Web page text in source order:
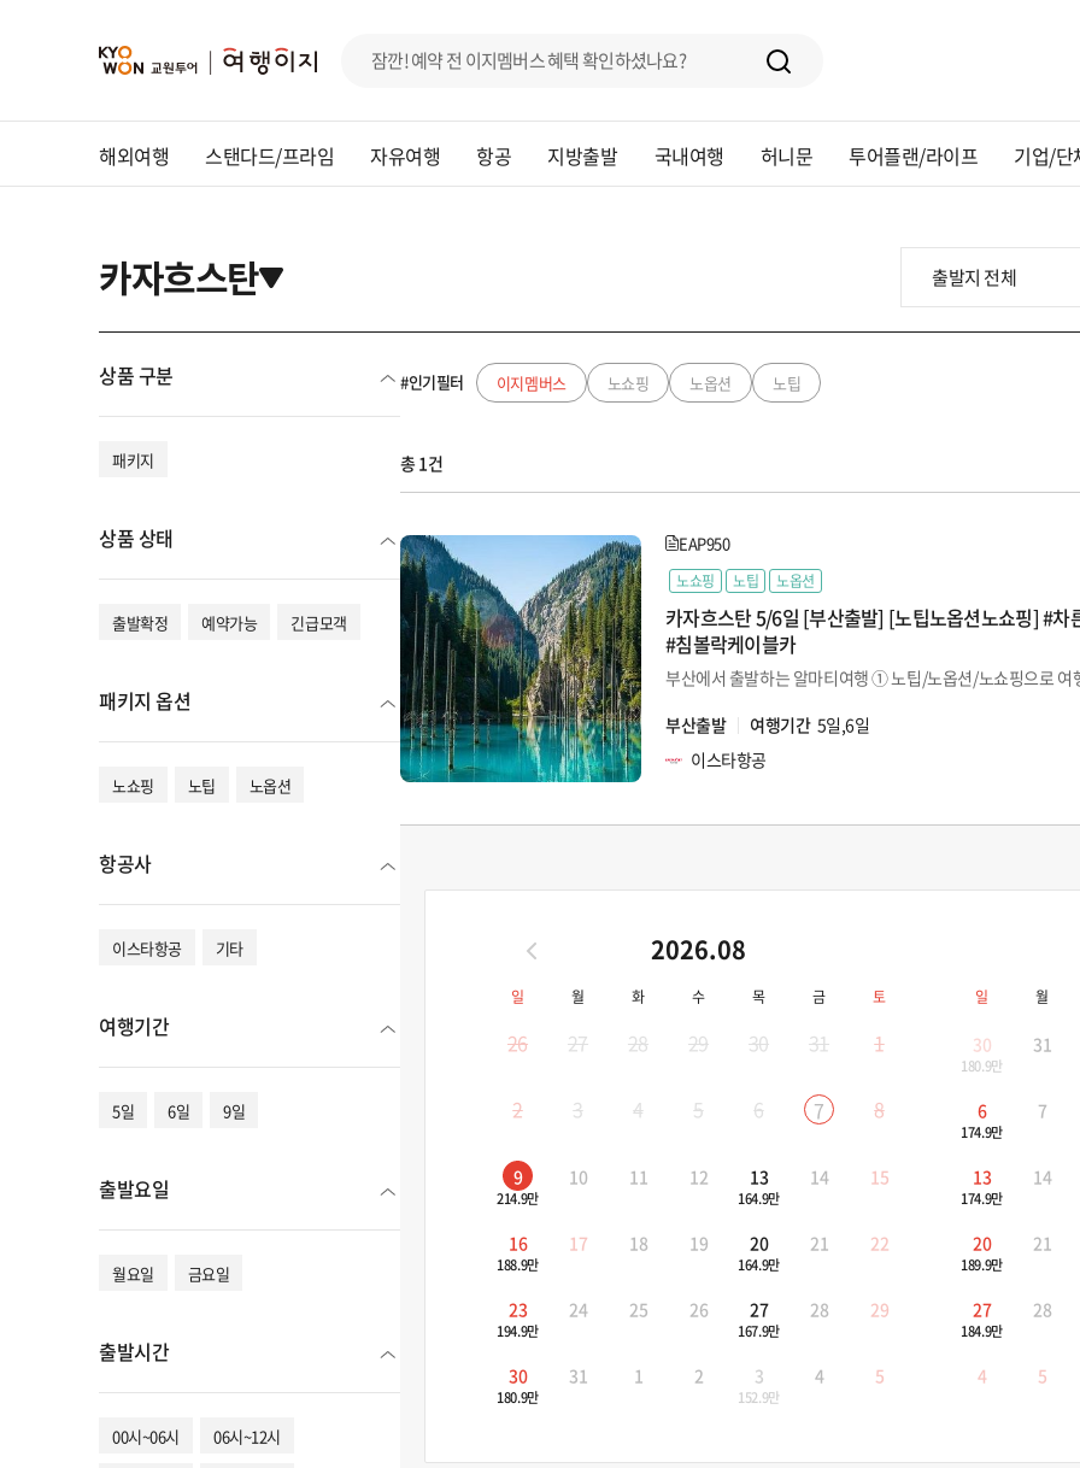
해외여행 스탠다드/프라임 자유여행 항공 지방출발 국내여행 허니문 투어플랜/라이프 기업/단
카자흐스탄
상품 구분
패키지
상품 상태
출발확정 예약가능 긴급모객
패키지 옵션
노쇼핑 노팁 노옵션
항공사
이스타항공 기타
여행기간
5일 6일 9일
출발요일
월요일 금요일
출발시간
00시~06시
06시~12시
#인기필터 이지멤버스 노쇼핑 노옵션 노팁
총 1건
EAP950
노쇼핑 노팁 노옵션
카자흐스탄 5/6일 [부산출발] [노팁노옵션노쇼핑] #차
#침볼락케이블카
부산출발
여행기간 5일,6일
이스타항공
2026.08
일 월 화 수 목 금 토
26 27 28 29 30 31 1
2 3 4 5 6 7 8
9
214.9만
10 11 12 13
164.9만
14 15
16
188.9만
17 18 19 20
164.9만
21 22
23
194.9만
24 25 26 27
167.9만
28 29
30
180.9만
31 1 2 3
152.9만
4 5
일 월
30
180.9만
31
6
174.9만
7
13
174.9만
14
20
189.9만
21
27
184.9만
28
4 5